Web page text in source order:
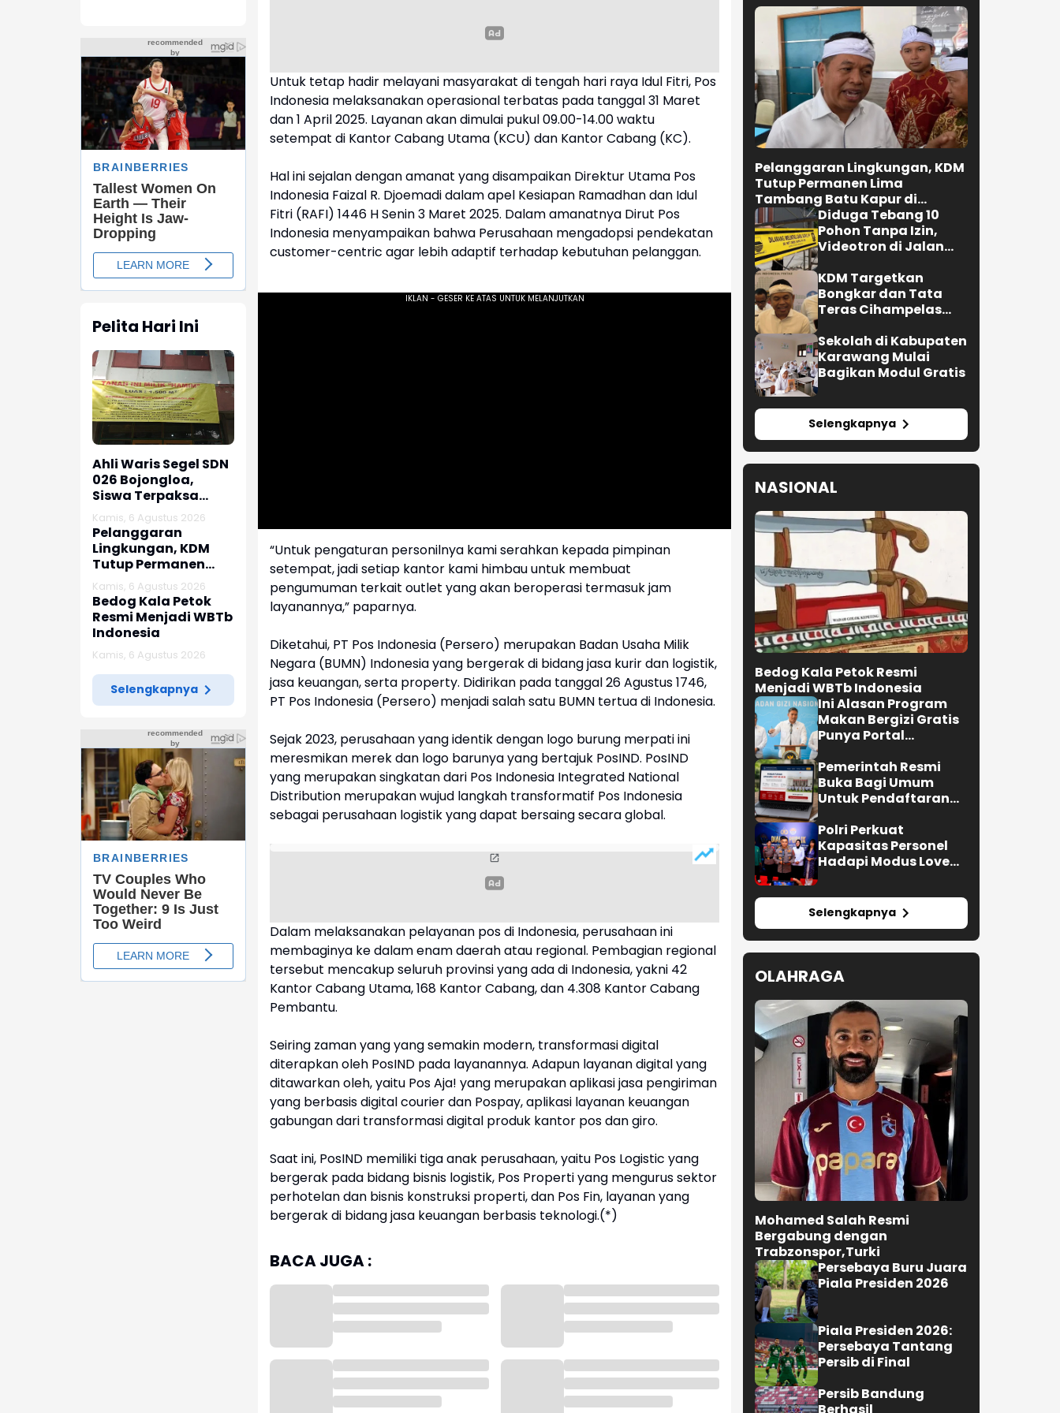
Pelita Hari Ini
Ahli Waris Segel SDN
026 Bojongloa,
Siswa Terpaksa
Belajar Jarak Jauh
Kamis, 6 Agustus 2026
Pelanggaran
Lingkungan, KDM
Tutup Permanen
Lima Tambang Batu
Kapur di Cipatat
Kamis, 6 Agustus 2026
Bedog Kala Petok
Resmi Menjadi WBTb
Indonesia
Kamis, 6 Agustus 2026
Selengkapnya
Untuk tetap hadir melayani masyarakat di tengah hari raya Idul Fitri, Pos
Indonesia melaksanakan operasional terbatas pada tanggal 31 Maret
dan 1 April 2025. Layanan akan dimulai pukul 09.00-14.00 waktu
setempat di Kantor Cabang Utama (KCU) dan Kantor Cabang (KC).
Hal ini sejalan dengan amanat yang disampaikan Direktur Utama Pos
Indonesia Faizal R. Djoemadi dalam apel Kesiapan Ramadhan dan Idul
Fitri (RAFI) 1446 H Senin 3 Maret 2025. Dalam amanatnya Dirut Pos
Indonesia menyampaikan bahwa Perusahaan mengadopsi pendekatan
customer-centric agar lebih adaptif terhadap kebutuhan pelanggan.
“Untuk pengaturan personilnya kami serahkan kepada pimpinan
setempat, jadi setiap kantor kami himbau untuk membuat
pengumuman terkait outlet yang akan beroperasi termasuk jam
layanannya,” paparnya.
Diketahui, PT Pos Indonesia (Persero) merupakan Badan Usaha Milik
Negara (BUMN) Indonesia yang bergerak di bidang jasa kurir dan logistik,
jasa keuangan, serta property. Didirikan pada tanggal 26 Agustus 1746,
PT Pos Indonesia (Persero) menjadi salah satu BUMN tertua di Indonesia.
Sejak 2023, perusahaan yang identik dengan logo burung merpati ini
meresmikan merek dan logo barunya yang bertajuk PosIND. PosIND
yang merupakan singkatan dari Pos Indonesia Integrated National
Distribution merupakan wujud langkah transformatif Pos Indonesia
sebagai perusahaan logistik yang dapat bersaing secara global.
Dalam melaksanakan pelayanan pos di Indonesia, perusahaan ini
membaginya ke dalam enam daerah atau regional. Pembagian regional
tersebut mencakup seluruh provinsi yang ada di Indonesia, yakni 42
Kantor Cabang Utama, 168 Kantor Cabang, dan 4.308 Kantor Cabang
Pembantu.
Seiring zaman yang yang semakin modern, transformasi digital
diterapkan oleh PosIND pada layanannya. Adapun layanan digital yang
ditawarkan oleh, yaitu Pos Aja! yang merupakan aplikasi jasa pengiriman
yang berbasis digital courier dan Pospay, aplikasi layanan keuangan
gabungan dari transformasi digital produk kantor pos dan giro.
Saat ini, PosIND memiliki tiga anak perusahaan, yaitu Pos Logistic yang
bergerak pada bidang bisnis logistik, Pos Properti yang mengurus sektor
perhotelan dan bisnis konstruksi properti, dan Pos Fin, layanan yang
bergerak di bidang jasa keuangan berbasis teknologi.(*)
BACA JUGA :
Pelanggaran Lingkungan, KDM
Tutup Permanen Lima
Tambang Batu Kapur di
Cipatat Diduga Tebang 10
Pohon Tanpa Izin,
Videotron di Jalan
Bandung Disegel
KDM Targetkan
Bongkar dan Tata
Teras Cihampelas
Sekolah di Kabupaten
Karawang Mulai
Bagikan Modul Gratis
Selengkapnya
NASIONAL
Bedog Kala Petok Resmi
Menjadi WBTb Indonesia
Ini Alasan Program
Makan Bergizi Gratis
Punya Portal
SPPG
Pemerintah Resmi
Buka Bagi Umum
Untuk Pendaftaran
Polri Perkuat
Kapasitas Personel
Hadapi Modus Love
Selengkapnya
OLAHRAGA
Mohamed Salah Resmi
Bergabung dengan
Trabzonspor,Turki
Persebaya Buru Juara
Piala Presiden 2026
Piala Presiden 2026:
Persebaya Tantang
Persib di Final
Persib Bandung
Berhasil